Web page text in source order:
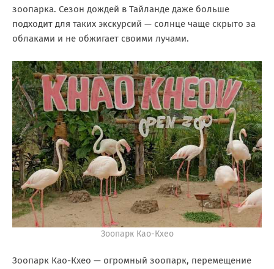
зоопарка. Сезон дождей в Тайланде даже больше
подходит для таких экскурсий — солнце чаще скрыто за
облаками и не обжигает своими лучами.
Зоопарк Кao-Кхео
Зоопарк Као-Кхео — огромный зоопарк, перемещение